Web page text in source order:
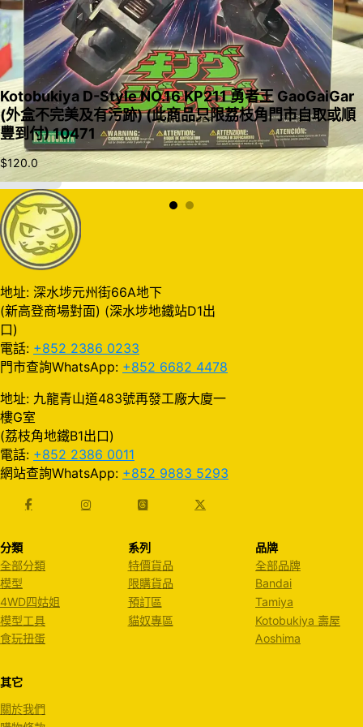
入購物車
Kotobukiya D-Style NO.16 KP211 勇者王 GaoGaiGar
(外盒不完美及有污跡) (此商品只限荔枝角門市自取或順
豐到付) 10471
$120.0
地址: 深水埗元州街66A地下
(新高登商場對面) (深水埗地鐵站D1出
口)
電話: +852 2386 0233
門市查詢WhatsApp: +852 6682 4478
地址: 九龍青山道483號再發工廠大廈一
樓G室
(荔枝角地鐵B1出口)
電話: +852 2386 0011
網站查詢WhatsApp: +852 9883 5293
分類
全部分類
模型
4WD四姑姐
模型工具
食玩扭蛋
系列
特價貨品
限購貨品
預訂區
貓奴專區
品牌
全部品牌
Bandai
Tamiya
Kotobukiya 壽屋
Aoshima
其它
關於我們